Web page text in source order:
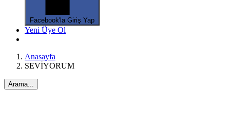
Facebook'la Giriş Yap
Yeni Üye Ol
Anasayfa
SEVİYORUM
Arama...